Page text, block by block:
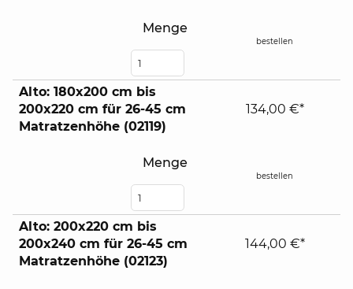
Menge
bestellen
Alto: 180x200 cm bis
200x220 cm für 26-45 cm
Matratzenhöhe (02119)
Menge
134,00 €*
bestellen
Alto: 200x220 cm bis
200x240 cm für 26-45 cm
Matratzenhöhe (02123)
144,00 €*